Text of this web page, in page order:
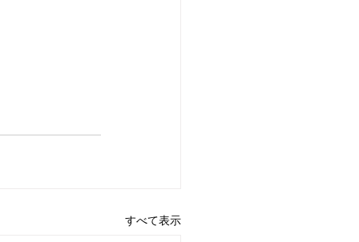
すべて表示